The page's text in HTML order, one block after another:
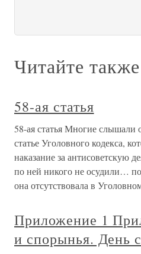
Читайте также
58-ая статья
58-ая статья Многие слышали
статье Уголовного кодекса,
наказание за антисоветскую
по ней никого не осудили…
она отсутствовала в
Приложение 1
и спорынья. День